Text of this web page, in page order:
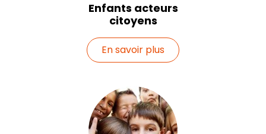
Enfants acteurs
citoyens
En savoir plus